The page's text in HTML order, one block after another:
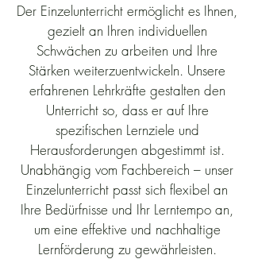
Der Einzelunterricht ermöglicht es Ihnen,
gezielt an Ihren individuellen
Schwächen zu arbeiten und Ihre
Stärken weiterzuentwickeln. Unsere
erfahrenen Lehrkräfte gestalten den
Unterricht so, dass er auf Ihre
spezifischen Lernziele und
Herausforderungen abgestimmt ist.
Unabhängig vom Fachbereich – unser
Einzelunterricht passt sich flexibel an
Ihre Bedürfnisse und Ihr Lerntempo an,
um eine effektive und nachhaltige
Lernförderung zu gewährleisten.